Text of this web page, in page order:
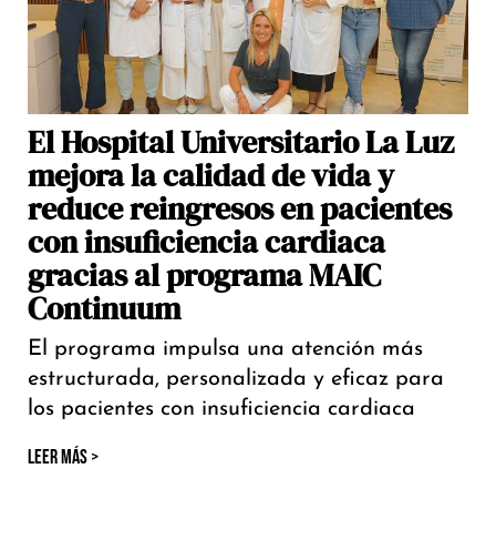
El Hospital Universitario La Luz
mejora la calidad de vida y
reduce reingresos en pacientes
con insuficiencia cardiaca
gracias al programa MAIC
Continuum
El programa impulsa una atención más
estructurada, personalizada y eficaz para
los pacientes con insuficiencia cardiaca
LEER MÁS >